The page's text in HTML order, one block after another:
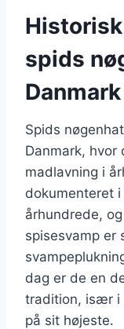
spids
Danmark
Spids
Danmark, hvor
madlavning i
dokumenteret
århundrede,
spisesvamp er
dag er de en
tradition, især i
på sit højeste.